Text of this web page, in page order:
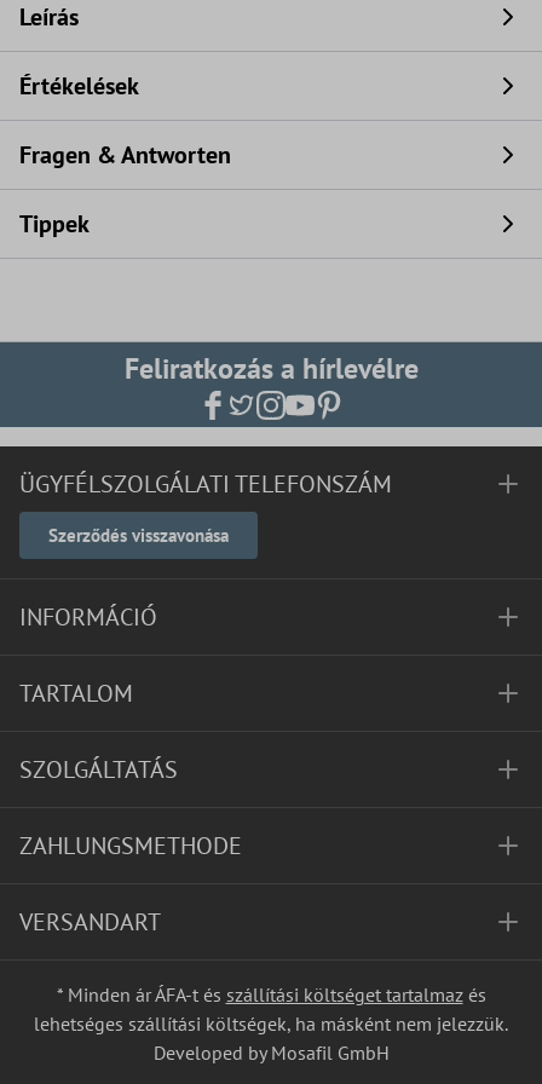
Leírás
Értékelések
Fragen & Antworten
Tippek
Feliratkozás a hírlevélre
ÜGYFÉLSZOLGÁLATI TELEFONSZÁM
Szerződés visszavonása
INFORMÁCIÓ
TARTALOM
SZOLGÁLTATÁS
ZAHLUNGSMETHODE
VERSANDART
* Minden ár ÁFA-t és szállítási költséget tartalmazés
lehetséges szállítási költségek, ha másként nem jelezzük.
Developed by Mosafil GmbH